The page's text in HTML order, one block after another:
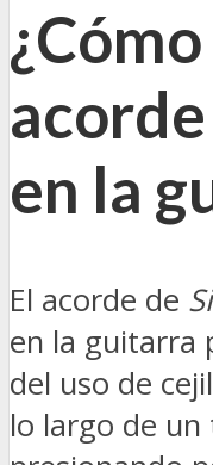
en la
El acorde de
en la guitarra
del uso de
lo largo de